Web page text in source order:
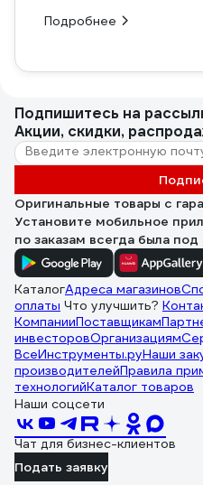
Подробнее
Подпишитесь на
Акции, скидки,
Оригинальные товары с
Установите мобильное
по заказам всегда была под
КаталогАдреса магазинов
оплаты Что улучшить?
КомпанииПоставщикам
инвесторовОрганизациям
ВсеИнструменты.руНаши
производителейПравила
технологийКаталог товаров
Наши соцсети
Чат для бизнес-клиентов
Подать заявку